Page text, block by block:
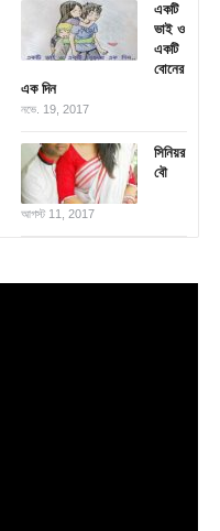
একটি
ভাই ও
একটি
বোনের
এক দিন
নভে. 19, 2017
সিনিয়র
বৌ
আগস্ট 11, 2017